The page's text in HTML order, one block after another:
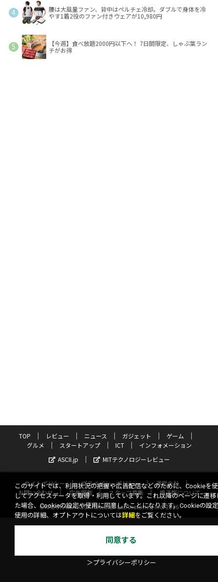
腰は大風量ファン、背中はペルチェ冷却。ダブルで身体を冷
やす1着2役のファン付きウェアが10,980円
【今週】食べ放題2000円以下へ！ 7日間限定、しゃぶ葉ラン
チがお得
TOP レビュー ニュース ガジェット
ゲーム
グルメ
スタートアップ ICT
インフォメーション
ASCII.jp
MITテクノロジーレビュー
サイトポリシー プライバシーポリシー
運営会社
お問い合わせ
広告掲載 スタッフ募集
電子版について
©KADOKAWA ASCII Research Laboratories, Inc. 2026
このサイトでは、利用状況の把握や広告配信などのために、Cookieを
してアクセスデータを取得・利用しています。これ以降のページに遷移
た場合、Cookieの設定や使用に同意したことになります。Cookieの設
使用の詳細、オプトアウトについては詳細 をご覧ください。
同意する
＞プライバシーポリシー